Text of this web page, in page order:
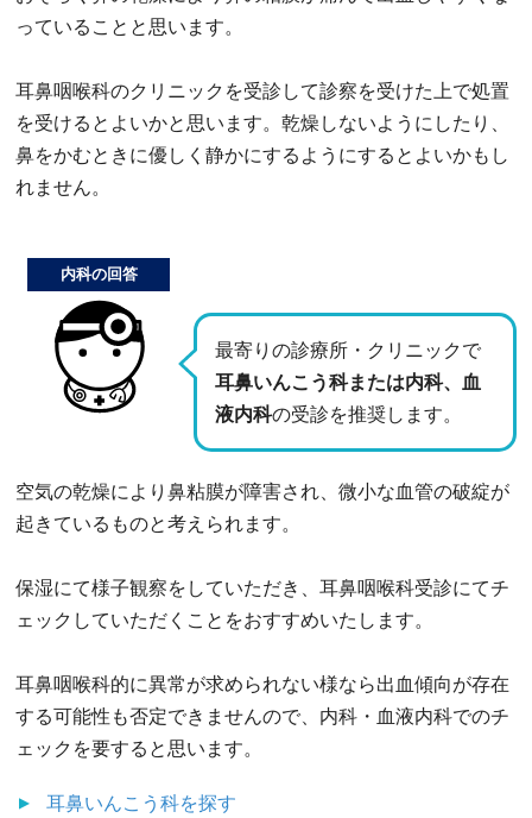
っていることと思います。
耳鼻咽喉科のクリニックを受診して診察を受けた上で処置
を受けるとよいかと思います。乾燥しないようにしたり、
鼻をかむときに優しく静かにするようにするとよいかもし
れません。
最寄りの診療所・クリニックで
耳鼻いんこう科または内科、血
液内科の受診を推奨します。
内科の回答
空気の乾燥により鼻粘膜が障害され、微小な血管の破綻が
起きているものと考えられます。
保湿にて様子観察をしていただき、耳鼻咽喉科受診にてチ
ェックしていただくことをおすすめいたします。
耳鼻咽喉科的に異常が求められない様なら出血傾向が存在
する可能性も否定できませんので、内科・血液内科でのチ
ェックを要すると思います。
耳鼻いんこう科を探す